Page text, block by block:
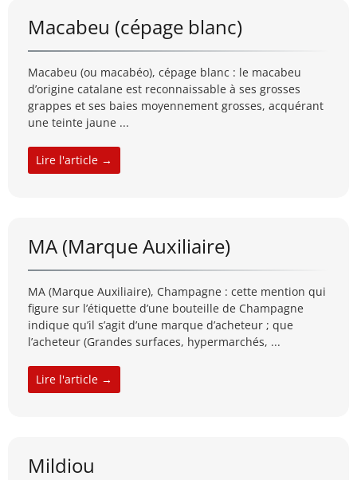
Macabeu (cépage blanc)
Macabeu (ou macabéo), cépage blanc : le macabeu
d’origine catalane est reconnaissable à ses grosses
grappes et ses baies moyennement grosses, acquérant
une teinte jaune ...
Lire l'article →
MA (Marque Auxiliaire)
MA (Marque Auxiliaire), Champagne : cette mention qui
figure sur l’étiquette d’une bouteille de Champagne
indique qu’il s’agit d’une marque d’acheteur ; que
l’acheteur (Grandes surfaces, hypermarchés, ...
Lire l'article →
Mildiou